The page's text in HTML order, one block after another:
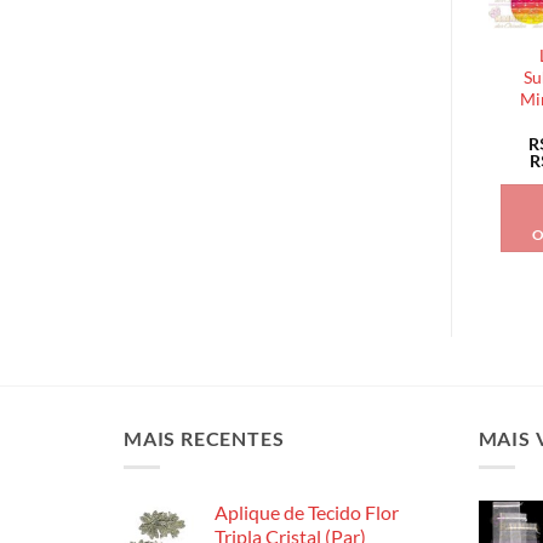
MAIS RECENTES
Aplique de Tecido Flor
Tripla Cristal (Par)
MAIS